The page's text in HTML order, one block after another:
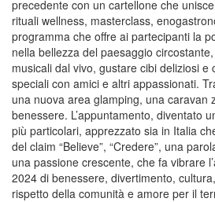
precedente con un cartellone che
rituali wellness, masterclass,
programma che offre ai partecipanti la
nella bellezza del paesaggio
musicali dal vivo, gustare cibi deliziosi e
speciali con amici e altri appassionati.
una nuova area glamping, una caravan
benessere. L’appuntamento, diventato
più particolari, apprezzato sia in Italia
del claim “Believe”, “Credere”, una
una passione crescente, che fa vibrare
2024 di benessere, divertimento,
rispetto della comunità e amore per il